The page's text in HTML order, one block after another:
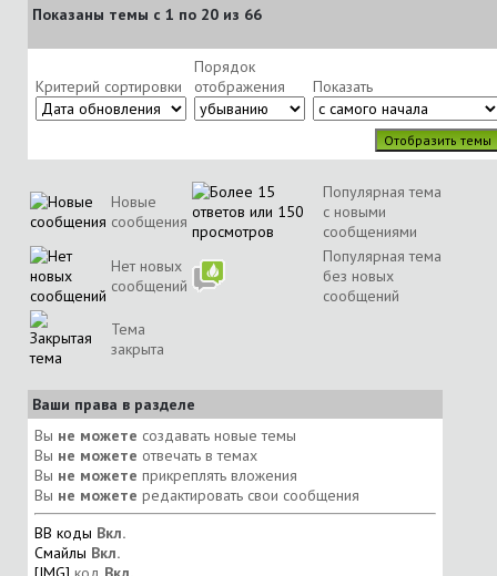
Показаны темы с 1 по 20 из 66
Критерий сортировки
Порядок
отображения
Показать
Новые
сообщения
Популярная тема
с новыми
сообщениями
Нет новых
сообщений
Популярная тема
без новых
сообщений
Тема
закрыта
Ваши права в разделе
Вы не можете создавать новые темы
Вы не можете отвечать в темах
Вы не можете прикреплять вложения
Вы не можете редактировать свои сообщения
BB коды Вкл.
Смайлы Вкл.